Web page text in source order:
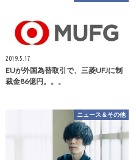
2019.5.17
EUが外国為替取引で、三菱UFJに制
裁金86億円。。。
ニュース＆その他